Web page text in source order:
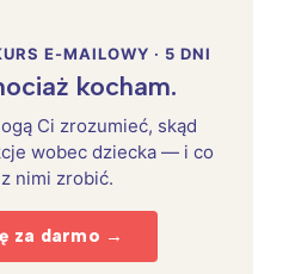
E-MAILOWY · 5 DNI
kocham.
Ci zrozumieć, skąd
wobec dziecka — i co
nimi zrobić.
za darmo →